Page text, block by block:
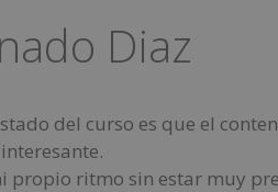
Diaz
del curso es que el
propio ritmo sin estar muy